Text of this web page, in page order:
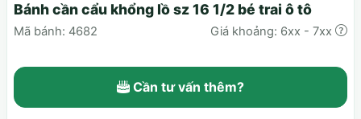
Bánh cần cẩu khổng lồ sz 16 1/2 bé trai ô tô
Mã bánh: 4682 Giá khoảng: 6xx - 7xx
Cần tư vấn thêm?